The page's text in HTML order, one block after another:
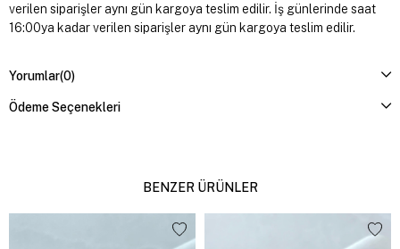
verilen siparişler aynı gün kargoya teslim edilir. İş günlerinde saat
16:00ya kadar verilen siparişler aynı gün kargoya teslim edilir.
Yorumlar(0)
Ödeme Seçenekleri
BENZER ÜRÜNLER